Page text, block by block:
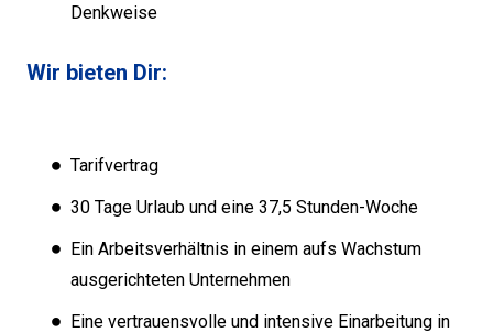
Denkweise
Wir bieten Dir:
Tarifvertrag
30 Tage Urlaub und eine 37,5 Stunden-Woche
Ein Arbeitsverhältnis in einem aufs Wachstum
ausgerichteten Unternehmen
Eine vertrauensvolle und intensive Einarbeitung in